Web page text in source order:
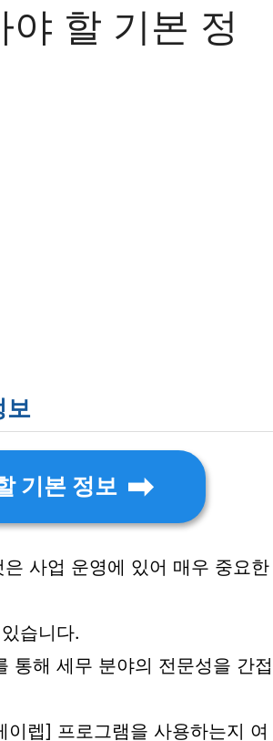
할 기본 정
보
기본 정보
사업 운영에 있어 매우 중요한
습니다.
통해 세무 분야의 전문성을 간접
렙] 프로그램을 사용하는지 여